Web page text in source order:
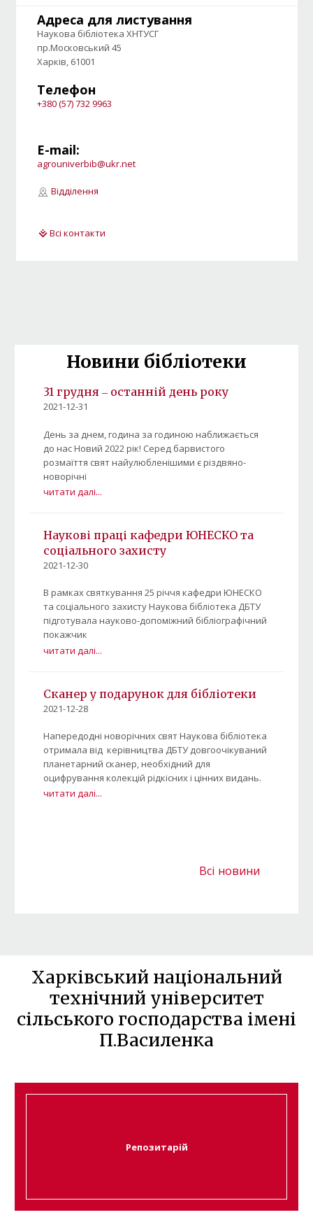
Адреса для листування
Наукова бібліотека ХНТУСГ
пр.Московський 45
Харків, 61001
Телефон
+380 (57) 732 9963
E-mail:
agrouniverbib@ukr.net
Відділення
Всі контакти
Новини бібліотеки
31 грудня ‒ останній день року
2021-12-31
День за днем, година за годиною наближається
до нас Новий 2022 рік! Серед барвистого
розмаїття свят найулюбленішими є різдвяно-
новорічні
читати далі...
Наукові праці кафедри ЮНЕСКО та
соціального захисту
2021-12-30
В рамках святкування 25 річчя кафедри ЮНЕСКО
та соціального захисту Наукова бібліотека ДБТУ
підготувала науково-допоміжний бібліографічний
покажчик
читати далі...
Сканер у подарунок для бібліотеки
2021-12-28
Напередодні новорічних свят Наукова бібліотека
отримала від керівництва ДБТУ довгоочікуваний
планетарний сканер, необхідний для
оцифрування колекцій рідкісних і цінних видань.
читати далі...
Всі новини
Харківський національний
технічний університет
сільського господарства імені
П.Василенка
Репозитарій